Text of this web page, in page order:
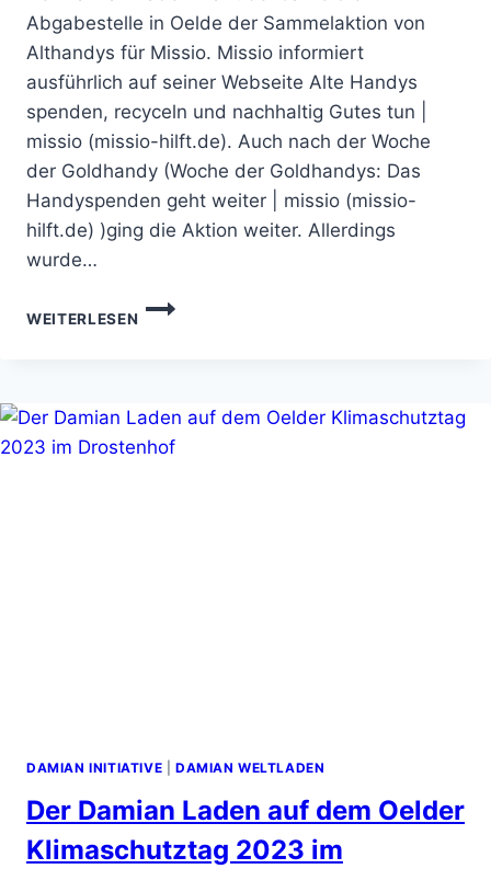
Abgabestelle in Oelde der Sammelaktion von
Althandys für Missio. Missio informiert
ausführlich auf seiner Webseite Alte Handys
spenden, recyceln und nachhaltig Gutes tun |
missio (missio-hilft.de). Auch nach der Woche
der Goldhandy (Woche der Goldhandys: Das
Handyspenden geht weiter | missio (missio-
hilft.de) )ging die Aktion weiter. Allerdings
wurde…
WEITERLESEN
IM
GEGEN
MODERNE
DAMIAN INITIATIVE DAMIAN WELTLADEN
Der Damian Laden auf dem Oelder
Klimaschutztag 2023 im